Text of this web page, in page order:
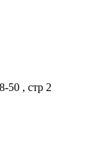
50 , стр 2